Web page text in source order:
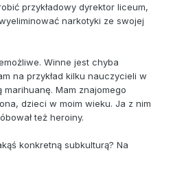
przykładowy dyrektor liceum,
narkotyki ze swojej
Winne jest chyba
na przykład kilku nauczycieli w
Mam znajomego
dzieci w moim wieku. Ja z nim
też heroiny.
konkretną subkulturą? Na